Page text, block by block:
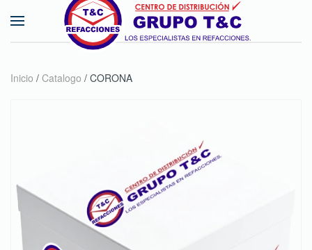
Skip to main content
Inicio / Catalogo / CORONA